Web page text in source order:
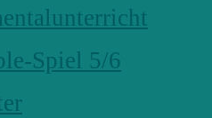
Spiel 5/6